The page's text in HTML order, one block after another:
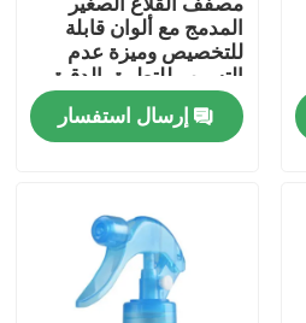
المدمج مع ألوان قابلة
للتخصيص وميزة عدم
التسرب للتطبيق الدقيق
إرسال استفسار